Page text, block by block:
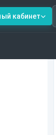
кабинет